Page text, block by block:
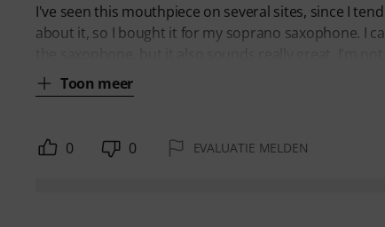
I've seen this mouthpiece on several sites, since I
about it, so I bought it for my soprano saxophone. I
Toon meer
0 0 EVALUATIE MELDEN